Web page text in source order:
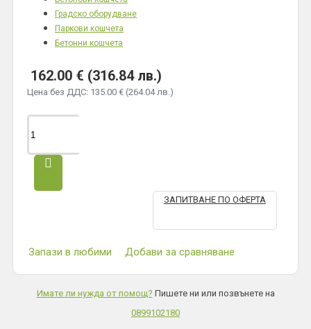
162.00 € (316.84 лв.)
Цена без ДДС: 135.00 € (264.04 лв.)
Градско оборудване
Паркови кошчета
Бетонни кошчета
ЗАПИТВАНЕ ПО ОФЕРТА
Запази в любими Добави за сравняване
Имате ли нужда от помощ? Пишете ни или позвънете на
0899102180